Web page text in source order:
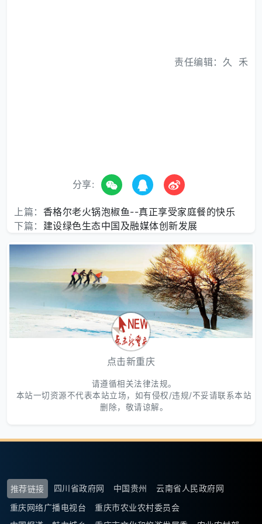
责任编辑：久 禾
分享:
上篇： 香格尔老火锅泡椒鱼--真正享受家庭餐的快乐
下篇： 建设绿色生态中国及融媒体创新发展
点击新重庆
请遵循相关法律法规。
本站一切资源不代表本站立场，如有侵权/违规/不妥请联系本站
删除，敬请谅解。
推荐链接 四川省政府网 中国贵州
云南省人民政府网
重庆网络广播电视台
重庆市农业农村委员会